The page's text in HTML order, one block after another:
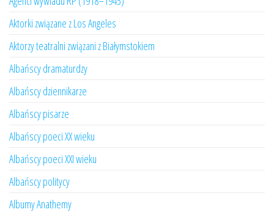
Aktorki związane z Los Angeles
Aktorzy teatralni związani z Białymstokiem
Albańscy dramaturdzy
Albańscy dziennikarze
Albańscy pisarze
Albańscy poeci XX wieku
Albańscy poeci XXI wieku
Albańscy politycy
Albumy Anathemy